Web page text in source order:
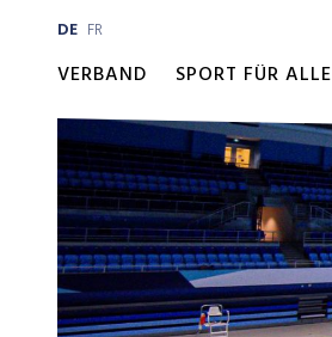
DE FR
VERBAND SPORT FÜR ALLE